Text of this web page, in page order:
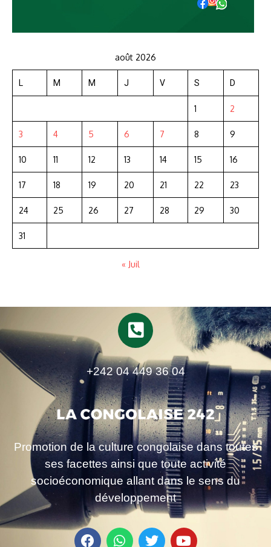
août 2026
L M M J V S D
1 2
3 4 5 6 7 8 9
10 11 12 13 14 15 16
17 18 19 20 21 22 23
24 25 26 27 28 29 30
31
« Juil
+242 04 449 36 04
Promotion de la culture congolaise dans toutes
ses facettes ainsi que toute activité
socioéconomique allant dans le sens du
développement